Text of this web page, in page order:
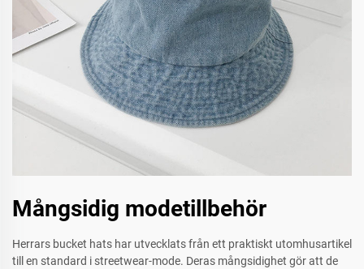
Mångsidig modetillbehör
Herrars bucket hats har utvecklats från ett praktiskt utomhusartikel
till en standard i streetwear-mode. Deras mångsidighet gör att de